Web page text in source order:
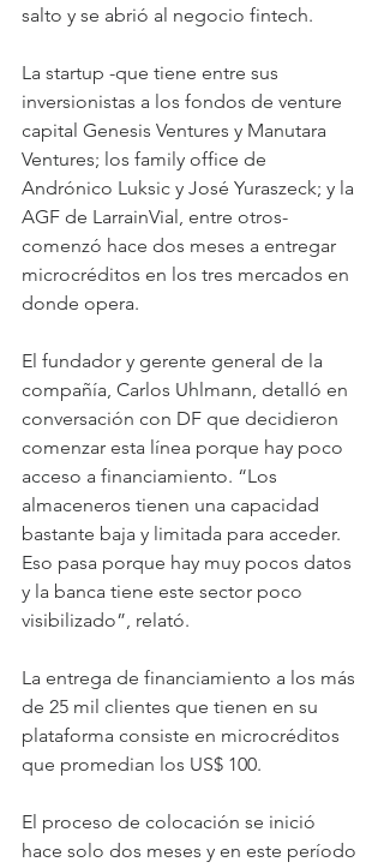
salto y se abrió al negocio fintech.
La startup -que tiene entre sus
inversionistas a los fondos de venture
capital Genesis Ventures y Manutara
Ventures; los family office de
Andrónico Luksic y José Yuraszeck; y la
AGF de LarrainVial, entre otros-
comenzó hace dos meses a entregar
microcréditos en los tres mercados en
donde opera.
El fundador y gerente general de la
compañía, Carlos Uhlmann, detalló en
conversación con DF que decidieron
comenzar esta línea porque hay poco
acceso a financiamiento. “Los
almaceneros tienen una capacidad
bastante baja y limitada para acceder.
Eso pasa porque hay muy pocos datos
y la banca tiene este sector poco
visibilizado”, relató.
La entrega de financiamiento a los más
de 25 mil clientes que tienen en su
plataforma consiste en microcréditos
que promedian los US$ 100.
El proceso de colocación se inició
hace solo dos meses y en este período